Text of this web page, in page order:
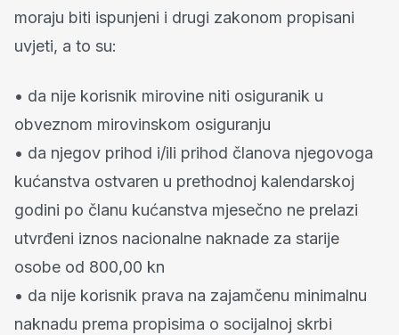
moraju biti ispunjeni i drugi zakonom propisani
uvjeti, a to su:
• da nije korisnik mirovine niti osiguranik u
obveznom mirovinskom osiguranju
• da njegov prihod i/ili prihod članova njegovoga
kućanstva ostvaren u prethodnoj kalendarskoj
godini po članu kućanstva mjesečno ne prelazi
utvrđeni iznos nacionalne naknade za starije
osobe od 800,00 kn
• da nije korisnik prava na zajamčenu minimalnu
naknadu prema propisima o socijalnoj skrbi